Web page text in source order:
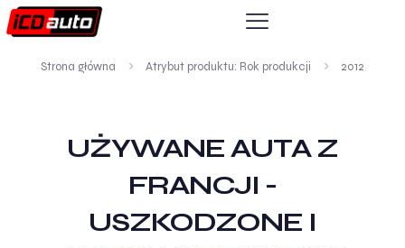
Strona główna Atrybut produktu: Rok produkcji 2012
UŻYWANE AUTA Z
FRANCJI -
USZKODZONE I